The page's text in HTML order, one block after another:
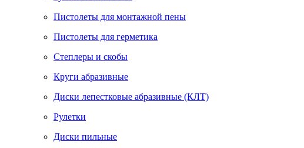
Пистолеты для монтажной пены
Пистолеты для герметика
Степлеры и скобы
Круги абразивные
Диски лепестковые абразивные (КЛТ)
Рулетки
Диски пильные